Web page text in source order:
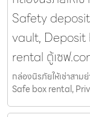
Safety
vault, Deposit
rental ตู้เซฟ
กล่องนิรภัยให้เช่าสา
Safe box rental,